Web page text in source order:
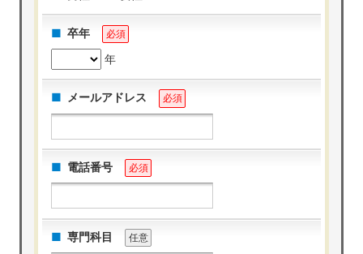
卒年 必須
年
メールアドレス 必須
電話番号 必須
専門科目 任意